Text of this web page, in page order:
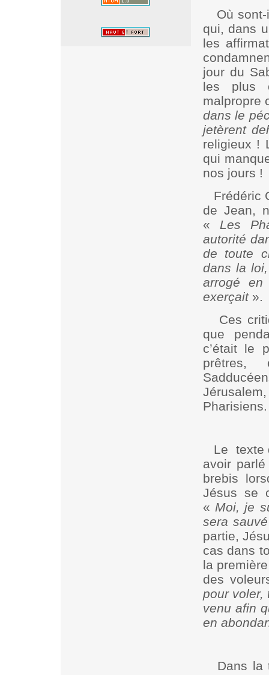
Où
qui, dans
les
jour du
les plus
malpropre
dans le
jetèrent
religieux !
qui
nos jours !
Frédéric
de Jean,
« Les
autorité
de toute
dans la
arrogé
exerçait ».
Ces
que
c’était le
prêtres,
Pharisiens.
Le
texte
avoir
brebis
Jésus se
« Moi, je
sera sauvé
partie,
cas dans
la
des
pour voler,
venu afin
en
Dans la